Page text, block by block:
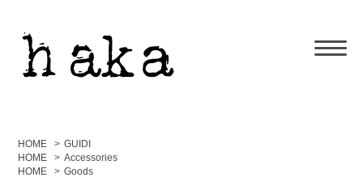
HOME > GUIDI
HOME
> Accessories
HOME
> Goods